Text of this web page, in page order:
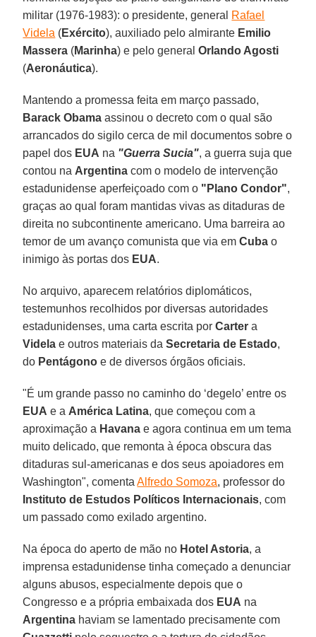
militar (1976-1983): o presidente, general Rafael
Videla (Exército), auxiliado pelo almirante Emilio
Massera (Marinha) e pelo generalOrlando Agosti
(Aeronáutica).
Mantendo a promessa feita em março passado,
Barack Obama assinou o decreto com o qual são
arrancados do sigilo cerca de mil documentos sobre o
papel dos EUA na "Guerra Sucia", a guerra suja que
contou naArgentina com o modelo de intervenção
estadunidense aperfeiçoado com o "Plano Condor",
graças ao qual foram mantidas vivas as ditaduras de
direita no subcontinente americano. Uma barreira ao
temor de um avanço comunista que via emCuba o
inimigo às portas dos EUA.
No arquivo, aparecem relatórios diplomáticos,
testemunhos recolhidos por diversas autoridades
estadunidenses, uma carta escrita porCarter a
Videla e outros materiais daSecretaria de Estado,
do Pentágono e de diversos órgãos oficiais.
"É um grande passo no caminho do ‘degelo’ entre os
EUA e aAmérica Latina, que começou com a
aproximação a Havana e agora continua em um tema
muito delicado, que remonta à época obscura das
ditaduras sul-americanas e dos seus apoiadores em
Washington", comentaAlfredo Somoza, professor do
Instituto de Estudos Políticos Internacionais, com
um passado como exilado argentino.
Na época do aperto de mão no Hotel Astoria, a
imprensa estadunidense tinha começado a denunciar
alguns abusos, especialmente depois que o
Congresso e a própria embaixada dos EUA na
Argentina haviam se lamentado precisamente com